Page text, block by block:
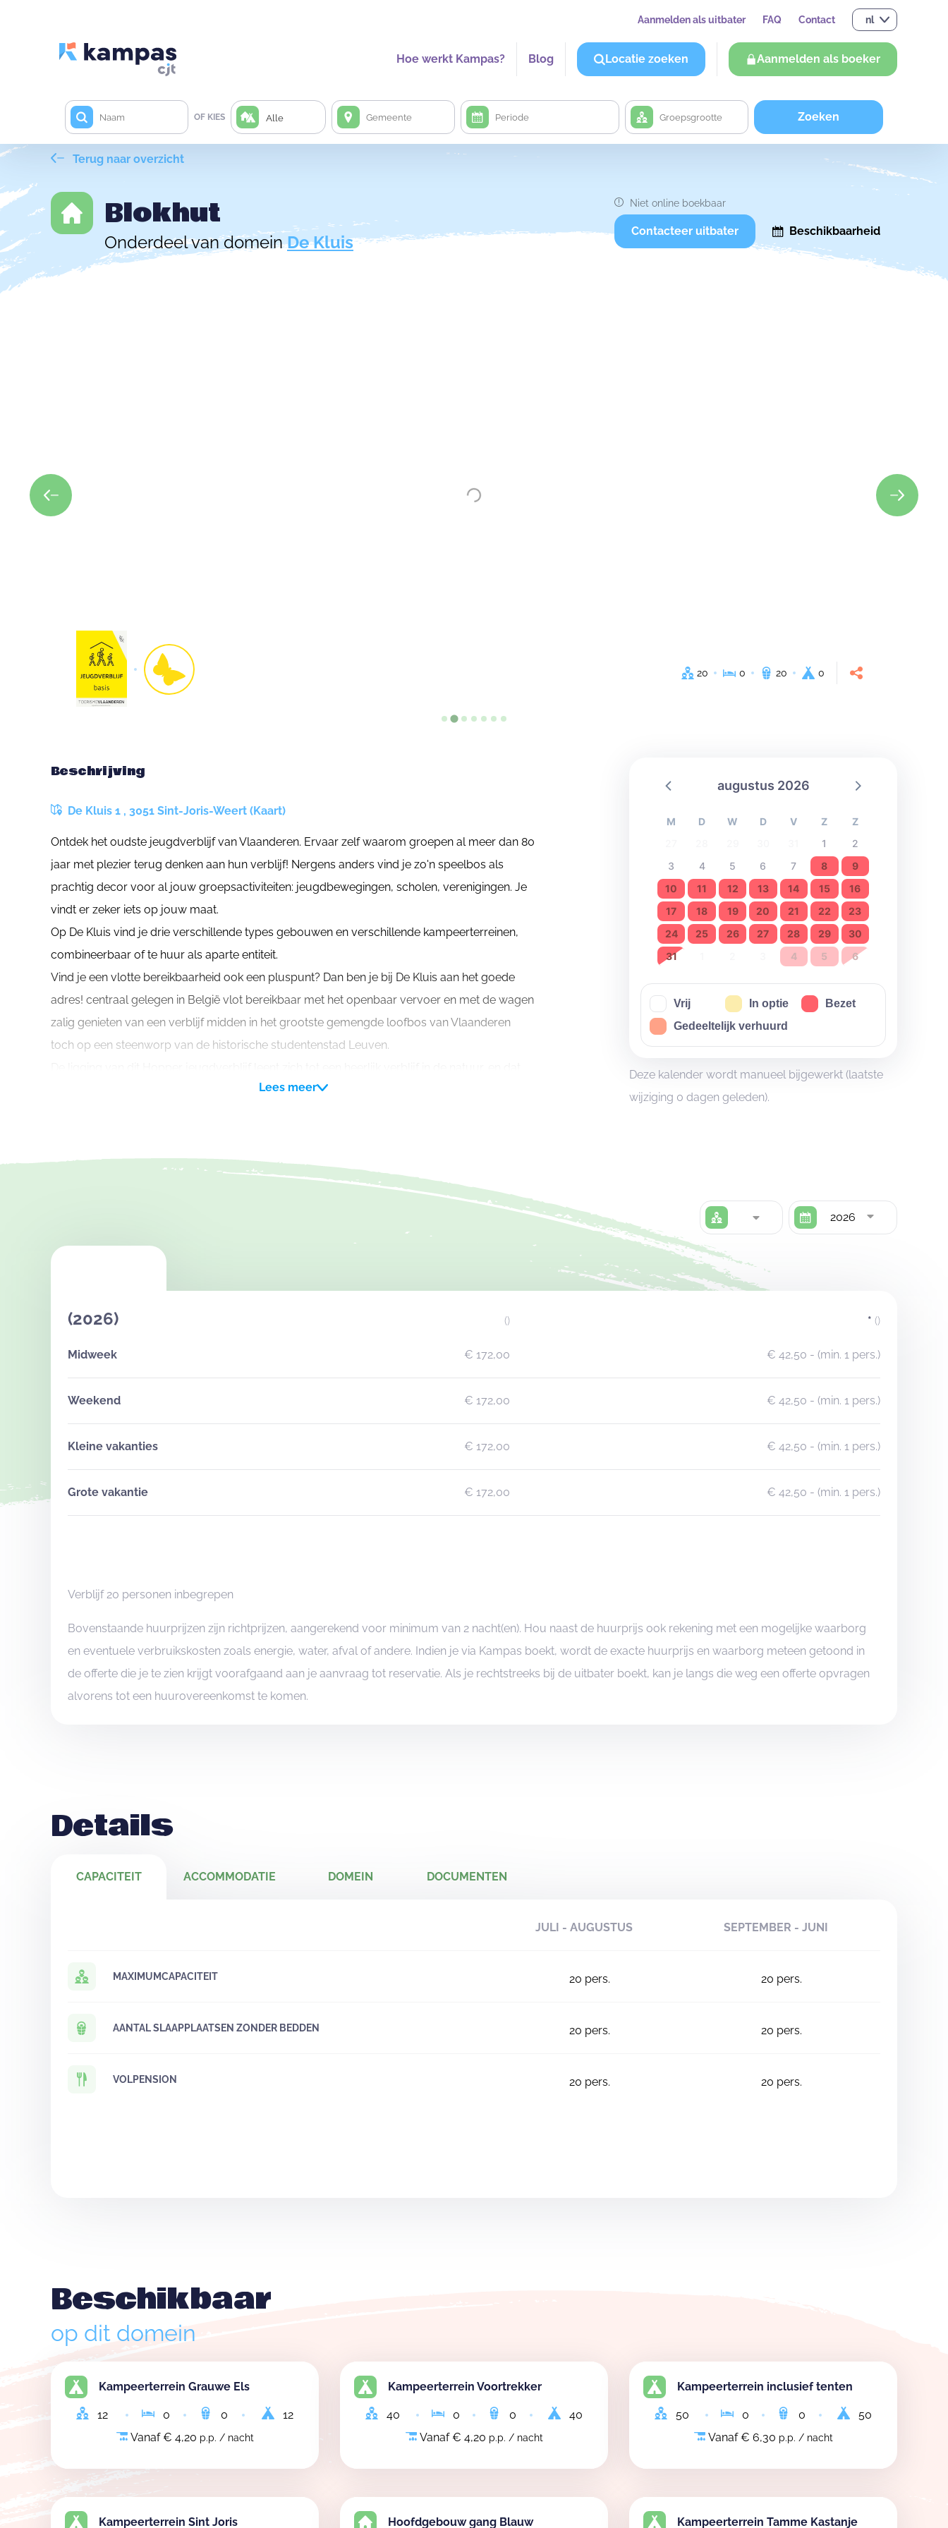
Aanmelden als uitbater FAQ Contact nl
Hoe werkt Kampas? Blog Locatie zoeken Aanmelden als boeker
OF KIES Alle Zoeken
Terug naar overzicht
Blokhut
Onderdeel van domeinDe Kluis
Niet online boekbaar
Contacteer uitbater Beschikbaarheid
20 0 20 0
Beschrijving
De Kluis 1 , 3051 Sint-Joris-Weert (Kaart)
Ontdek het oudste jeugdverblijf van Vlaanderen. Ervaar zelf waarom groepen al meer dan 80
jaar met plezier terug denken aan hun verblijf! Nergens anders vind je zo'n speelbos als
prachtig decor voor al jouw groepsactiviteiten: jeugdbewegingen, scholen, verenigingen. Je
vindt er zeker iets op jouw maat.
Op De Kluis vind je drie verschillende types gebouwen en verschillende kampeerterreinen,
combineerbaar of te huur als aparte entiteit.
Vind je een vlotte bereikbaarheid ook een pluspunt? Dan ben je bij De Kluis aan het goede
adres! centraal gelegen in België vlot bereikbaar met het openbaar vervoer en met de wagen
zalig genieten van een verblijf midden in het grootste gemengde loofbos van Vlaanderen
toch op een steenworp van de historische studentenstad Leuven.
maak je zelf zo intens als je wil. Een eigen woudloperskeuken, een oriëntatieloop, een tocht
onder deskundige begeleiding.
Lees meer
augustus 2026
M D W D V Z
Z
1
2
3
4 5 6 7 8
9
10
11 12 13 14 15
16
17
18 19 20 21 22
23
24
25 26 27 28 29
30
31
4 5 6
Vrij In optie
Bezet
Gedeeltelijk verhuurd
Deze kalender wordt manueel bijgewerkt (laatste
wijziging 0 dagen geleden).
2026
(2026) () * ()
Midweek € 172,00 € 42,50 - (min. 1 pers.)
Weekend € 172,00 € 42,50 - (min. 1 pers.)
Kleine vakanties € 172,00 € 42,50 - (min. 1 pers.)
Grote vakantie € 172,00 € 42,50 - (min. 1 pers.)
Verblijf 20 personen inbegrepen
Bovenstaande huurprijzen zijn richtprijzen, aangerekend voor minimum van 2 nacht(en). Hou naast de huurprijs ook rekening met een mogelijke waarborg
en eventuele verbruikskosten zoals energie, water, afval of andere. Indien je via Kampas boekt, wordt de exacte huurprijs en waarborg meteen getoond in
de offerte die je te zien krijgt voorafgaand aan je aanvraag tot reservatie. Als je rechtstreeks bij de uitbater boekt, kan je langs die weg een offerte opvragen
alvorens tot een huurovereenkomst te komen.
Details
CAPACITEIT ACCOMMODATIE DOMEIN DOCUMENTEN
JULI - AUGUSTUS SEPTEMBER - JUNI
MAXIMUMCAPACITEIT 20 pers. 20 pers.
AANTAL SLAAPPLAATSEN ZONDER BEDDEN 20 pers. 20 pers.
VOLPENSION 20 pers. 20 pers.
Beschikbaar
op dit domein
Kampeerterrein Grauwe Els
12 0 0
12
Vanaf € 4,20 p.p. / nacht
Kampeerterrein Voortrekker
40 0 0
40
Vanaf € 4,20 p.p. / nacht
Kampeerterrein inclusief tenten
50 0 0
50
Vanaf € 6,30 p.p. / nacht
Kampeerterrein Sint Joris Hoofdgebouw gang Blauw Kampeerterrein Tamme Kastanje